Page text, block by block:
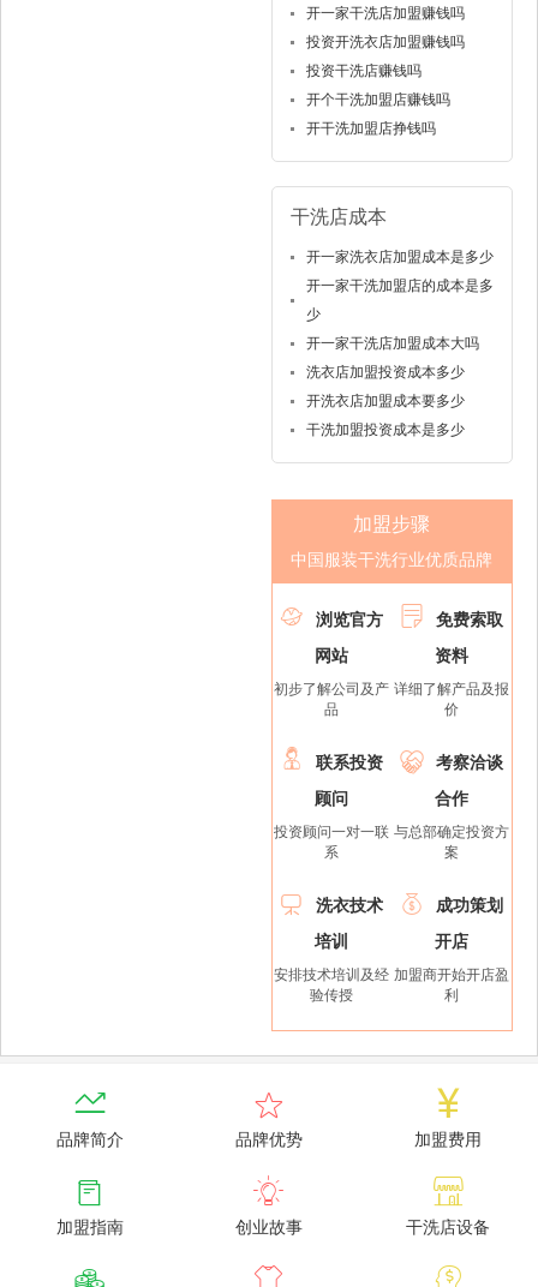
开一家干洗店加盟赚钱吗
投资开洗衣店加盟赚钱吗
投资干洗店赚钱吗
开个干洗加盟店赚钱吗
开干洗加盟店挣钱吗
干洗店成本
开一家洗衣店加盟成本是多少
开一家干洗加盟店的成本是多
少
开一家干洗店加盟成本大吗
洗衣店加盟投资成本多少
开洗衣店加盟成本要多少
干洗加盟投资成本是多少
加盟步骤
中国服装干洗行业优质品牌

浏览官方
网站
初步了解公司及产
品

免费索取
资料
详细了解产品及报
价

联系投资
顾问
投资顾问一对一联
系

考察洽谈
合作
与总部确定投资方
案

洗衣技术
培训
安排技术培训及经
验传授

成功策划
开店
加盟商开始开店盈
利

品牌简介

品牌优势

加盟费用

加盟指南

创业故事

干洗店设备
  